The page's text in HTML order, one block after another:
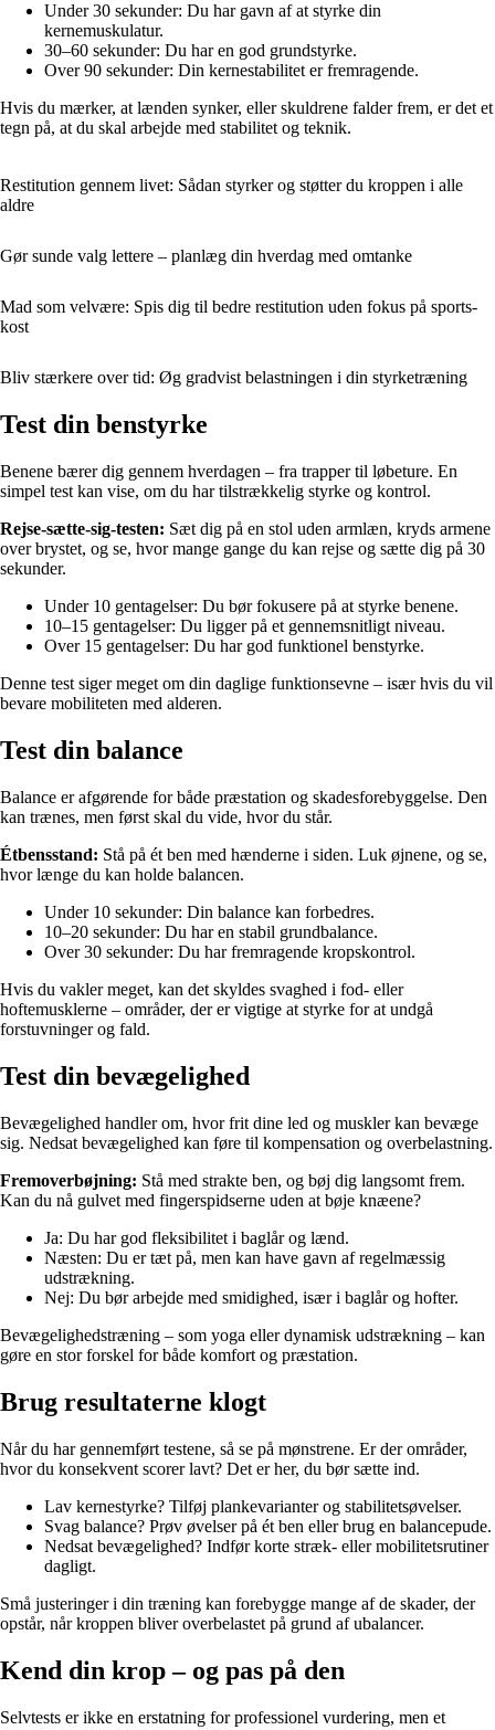
Under 30 sekunder: Du har gavn af at styrke din
kernemuskulatur.
30–60 sekunder: Du har en god grundstyrke.
Over 90 sekunder: Din kernestabilitet er fremragende.
Hvis du mærker, at lænden synker, eller skuldrene falder frem, er det et
tegn på, at du skal arbejde med stabilitet og teknik.
Restitution gennem livet: Sådan styrker og støtter du kroppen i alle
aldre
Gør sunde valg lettere – planlæg din hverdag med omtanke
Mad som velvære: Spis dig til bedre restitution uden fokus på sports­
kost
Bliv stærkere over tid: Øg gradvist belastningen i din styrketræning
Test din benstyrke
Benene bærer dig gennem hverdagen – fra trapper til løbeture. En
simpel test kan vise, om du har tilstrækkelig styrke og kontrol.
Rejse-sætte-sig-testen: Sæt dig på en stol uden armlæn, kryds armene
over brystet, og se, hvor mange gange du kan rejse og sætte dig på 30
sekunder.
Under 10 gentagelser: Du bør fokusere på at styrke benene.
10–15 gentagelser: Du ligger på et gennemsnitligt niveau.
Over 15 gentagelser: Du har god funktionel benstyrke.
Denne test siger meget om din daglige funktionsevne – især hvis du vil
bevare mobiliteten med alderen.
Test din balance
Balance er afgørende for både præstation og skadesforebyggelse. Den
kan trænes, men først skal du vide, hvor du står.
Étbensstand: Stå på ét ben med hænderne i siden. Luk øjnene, og se,
hvor længe du kan holde balancen.
Under 10 sekunder: Din balance kan forbedres.
10–20 sekunder: Du har en stabil grundbalance.
Over 30 sekunder: Du har fremragende kropskontrol.
Hvis du vakler meget, kan det skyldes svaghed i fod- eller
hoftemusklerne – områder, der er vigtige at styrke for at undgå
forstuvninger og fald.
Test din bevægelighed
Bevægelighed handler om, hvor frit dine led og muskler kan bevæge
sig. Nedsat bevægelighed kan føre til kompensation og overbelastning.
Fremoverbøjning: Stå med strakte ben, og bøj dig langsomt frem.
Kan du nå gulvet med fingerspidserne uden at bøje knæene?
Ja: Du har god fleksibilitet i baglår og lænd.
Næsten: Du er tæt på, men kan have gavn af regelmæssig
udstrækning.
Nej: Du bør arbejde med smidighed, især i baglår og hofter.
Bevægelighedstræning – som yoga eller dynamisk udstrækning – kan
gøre en stor forskel for både komfort og præstation.
Brug resultaterne klogt
Når du har gennemført testene, så se på mønstrene. Er der områder,
hvor du konsekvent scorer lavt? Det er her, du bør sætte ind.
Lav kernestyrke? Tilføj plankevarianter og stabilitetsøvelser.
Svag balance? Prøv øvelser på ét ben eller brug en balancepude.
Nedsat bevægelighed? Indfør korte stræk- eller mobilitetsrutiner
dagligt.
Små justeringer i din træning kan forebygge mange af de skader, der
opstår, når kroppen bliver overbelastet på grund af ubalancer.
Kend din krop – og pas på den
Selvtests er ikke en erstatning for professionel vurdering, men et